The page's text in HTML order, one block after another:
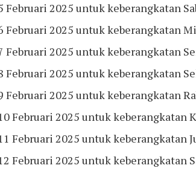
Februari 2025 untuk keberangkatan
Februari 2025 untuk keberangkatan
Februari 2025 untuk keberangkatan
Februari 2025 untuk keberangkatan
Februari 2025 untuk keberangkatan
Februari 2025 untuk keberangkatan
Februari 2025 untuk keberangkatan
Februari 2025 untuk keberangkatan